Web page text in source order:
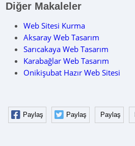
Diğer Makaleler
Web Sitesi Kurma
Aksaray Web Tasarım
Sarıcakaya Web Tasarım
Karabağlar Web Tasarım
Onikişubat Hazır Web Sitesi
Paylaş Paylaş Paylaş